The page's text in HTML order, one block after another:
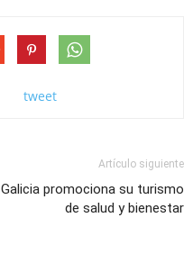
tweet
Artículo siguiente
Galicia promociona su turismo
de salud y bienestar